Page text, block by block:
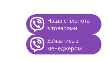
Наша спільнота
з товарами
Звʼязатись з
менеджером